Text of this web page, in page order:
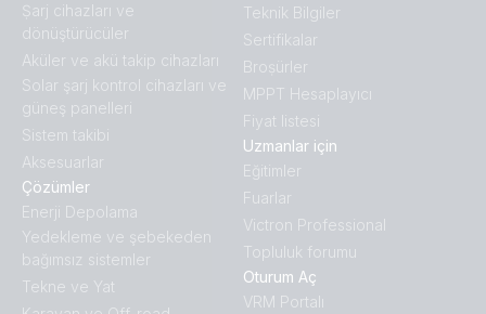
Ṣarj cihazları ve
dönüştürücüler
Aküler ve akü takip cihazları
Solar şarj kontrol cihazları ve
güneş panelleri
Sistem takibi
Aksesuarlar
Çözümler
Enerji Depolama
Yedekleme ve şebekeden
bağımsız sistemler
Tekne ve Yat
Teknik Bilgiler
Sertifikalar
Broṣürler
MPPT Hesaplayıcı
Fiyat listesi
Uzmanlar için
Eğitimler
Fuarlar
Victron Professional
Topluluk forumu
Oturum Aç
VRM Portalı